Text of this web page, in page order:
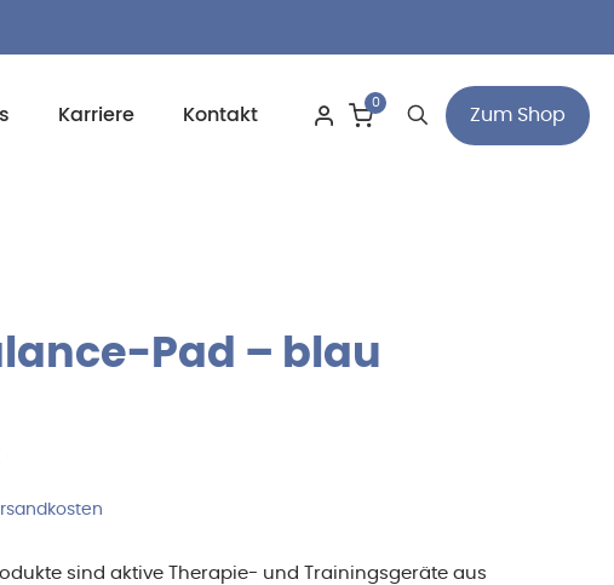
Karriere Kontakt
0
Zum Shop
Pad – blau
sind aktive Therapie- und Trainingsgeräte aus